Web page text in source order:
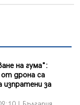
на гума":
дрона са
изпратени за